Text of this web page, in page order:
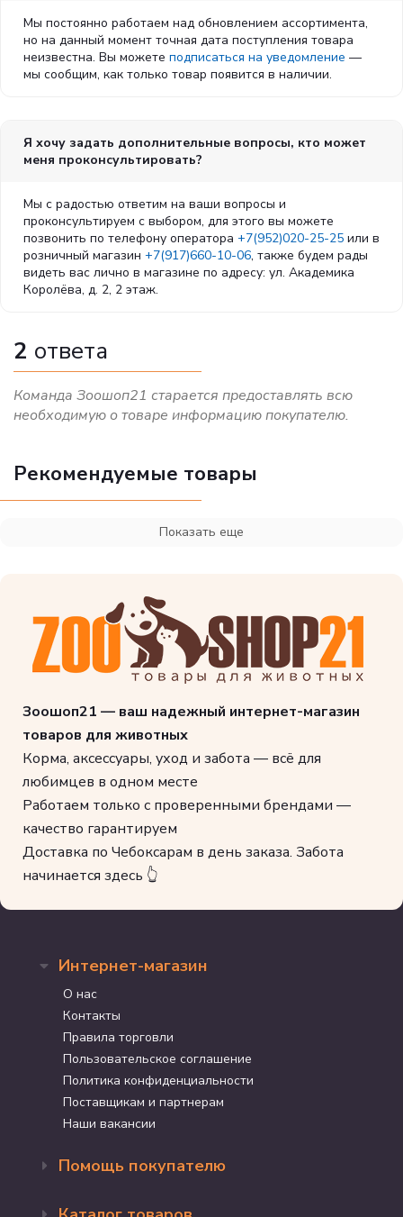
Мы постоянно работаем над обновлением ассортимента,
но на данный момент точная дата поступления товара
неизвестна. Вы можете подписаться на уведомление —
мы сообщим, как только товар появится в наличии.
Я хочу задать дополнительные вопросы, кто может
меня проконсультировать?
Мы с радостью ответим на ваши вопросы и
проконсультируем с выбором, для этого вы можете
позвонить по телефону оператора +7(952)020-25-25 или в
розничный магазин +7(917)660-10-06, также будем рады
видеть вас лично в магазине по адресу: ул. Академика
Королёва, д. 2, 2 этаж.
2 ответа
Команда Зоошоп21 старается предоставлять всю
необходимую о товаре информацию покупателю.
Рекомендуемые товары
Показать еще
Зоошоп21 — ваш надежный интернет-магазин
товаров для животных
Корма, аксессуары, уход и забота — всё для
любимцев в одном месте
Работаем только с проверенными брендами —
качество гарантируем
Доставка по Чебоксарам в день заказа. Забота
начинается здесь 👆
Интернет-магазин
О нас
Контакты
Правила торговли
Пользовательское соглашение
Политика конфиденциальности
Поставщикам и партнерам
Наши вакансии
Помощь покупателю